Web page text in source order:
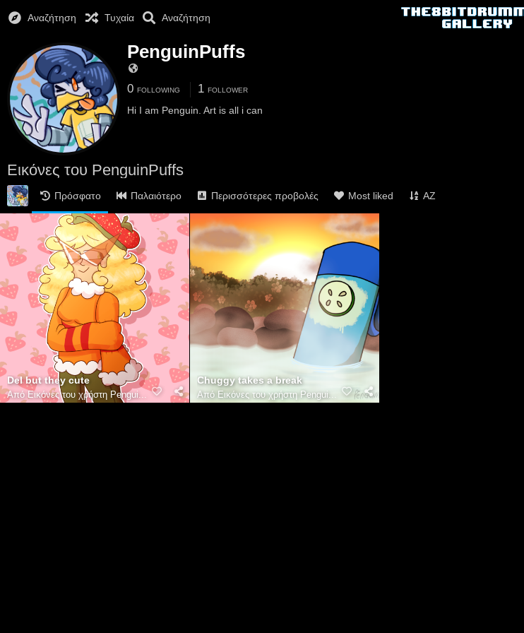
Αναζήτηση Τυχαία Αναζήτηση
PenguinPuffs
0 FOLLOWING 1 FOLLOWER
Hi I am Penguin. Art is all i can
Εικόνες του PenguinPuffs
Πρόσφατο Παλαιότερο Περισσότερες προβολές Most liked AZ
Del but they cute
Από Εικόνες του χρήστη Pengui...
Chuggy takes a break
Από Εικόνες του χρήστη Pengui...